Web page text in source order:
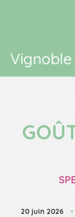
20 juin 2026 •